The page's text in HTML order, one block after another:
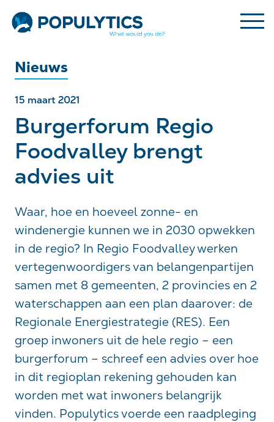
Nieuws
15 maart 2021
Burgerforum Regio
Foodvalley brengt
advies uit
Waar, hoe en hoeveel zonne- en
windenergie kunnen we in 2030 opwekken
in de regio? In Regio Foodvalley werken
vertegenwoordigers van belangenpartijen
samen met 8 gemeenten, 2 provincies en 2
waterschappen aan een plan daarover: de
Regionale Energiestrategie (RES). Een
groep inwoners uit de hele regio – een
burgerforum – schreef een advies over hoe
in dit regioplan rekening gehouden kan
worden met wat inwoners belangrijk
vinden. Populytics voerde een raadpleging